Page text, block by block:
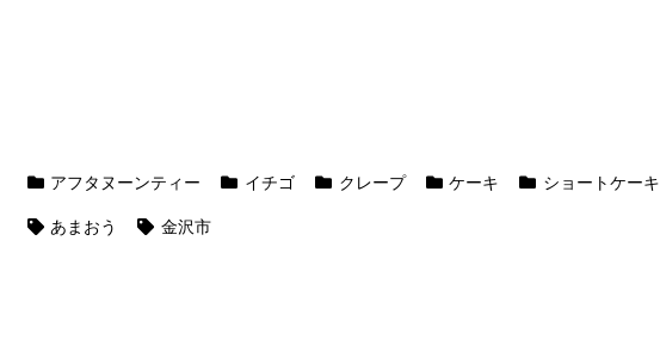
アフタヌーンティー イチゴ クレープ ケーキ ショートケーキ
あまおう 金沢市